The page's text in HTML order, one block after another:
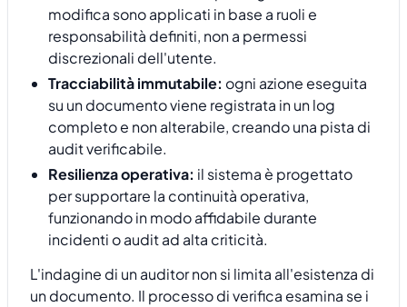
modifica sono applicati in base a ruoli e
responsabilità definiti, non a permessi
discrezionali dell'utente.
Tracciabilità immutabile: ogni azione eseguita
su un documento viene registrata in un log
completo e non alterabile, creando una pista di
audit verificabile.
Resilienza operativa: il sistema è progettato
per supportare la continuità operativa,
funzionando in modo affidabile durante
incidenti o audit ad alta criticità.
L'indagine di un auditor non si limita all'esistenza di
un documento. Il processo di verifica esamina se i